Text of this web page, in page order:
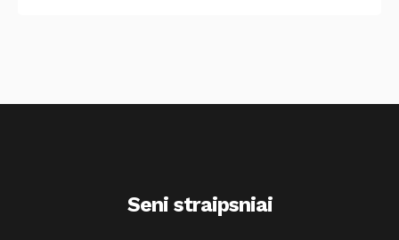
Seni straipsniai